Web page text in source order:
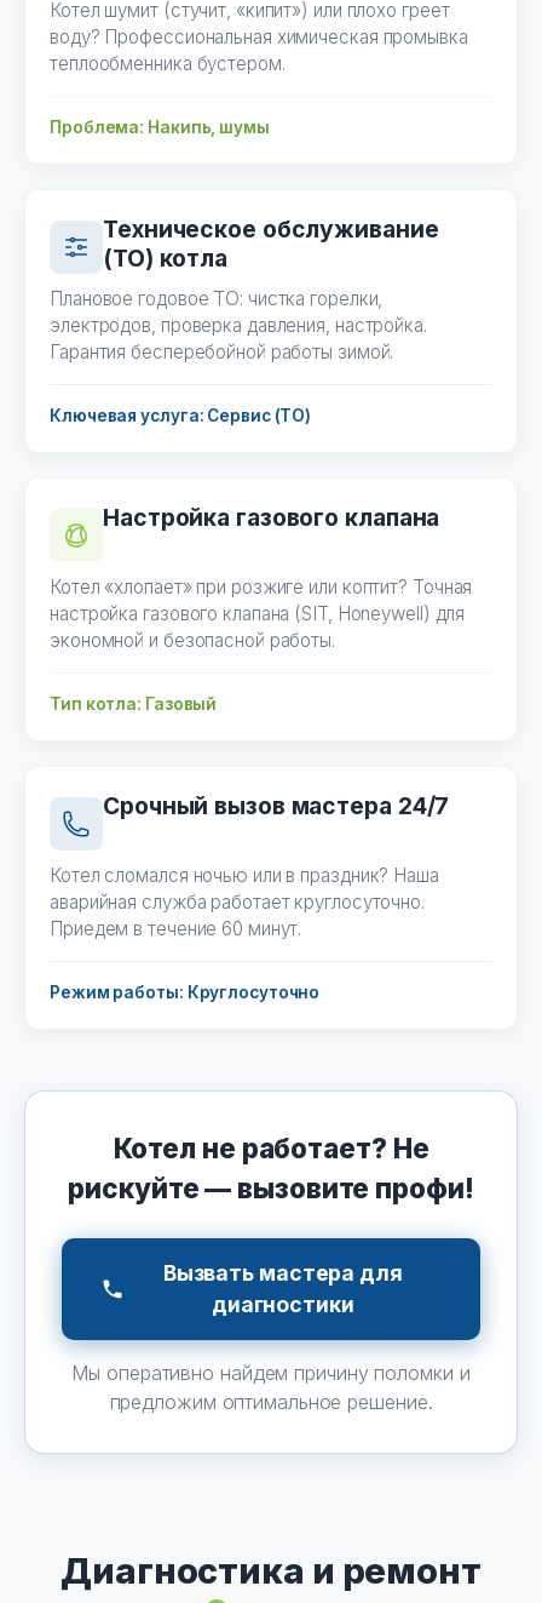
Котел шумит (стучит, «кипит») или плохо греет
воду? Профессиональная химическая промывка
теплообменника бустером.
Проблема: Накипь, шумы
Техническое обслуживание
(ТО) котла
Плановое годовое ТО: чистка горелки,
электродов, проверка давления, настройка.
Гарантия бесперебойной работы зимой.
Ключевая услуга: Сервис (ТО)
Настройка газового клапана
Котел «хлопает» при розжиге или коптит? Точная
настройка газового клапана (SIT, Honeywell) для
экономной и безопасной работы.
Тип котла: Газовый
Срочный вызов мастера 24/7
Котел сломался ночью или в праздник? Наша
аварийная служба работает круглосуточно.
Приедем в течение 60 минут.
Режим работы: Круглосуточно
Котел не работает? Не
рискуйте — вызовите профи!
Вызвать мастера для
диагностики
Мы оперативно найдем причину поломки и
предложим оптимальное решение.
Диагностика и ремонт